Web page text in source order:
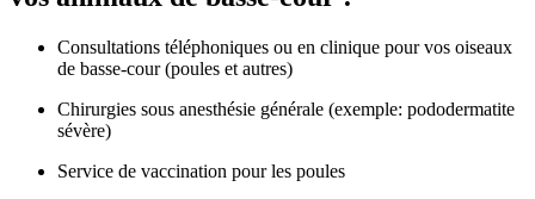
Consultations téléphoniques ou en clinique pour vos oiseaux
de basse-cour (poules et autres)
Chirurgies sous anesthésie générale (exemple: pododermatite
sévère)
Service de vaccination pour les poules